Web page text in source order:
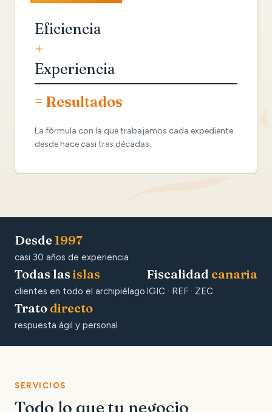
Eficiencia
+
Experiencia
= Resultados
La fórmula con la que trabajamos cada expediente
desde hace casi tres décadas.
Desde 1997
casi 30 años de experiencia
Todas las islas
clientes en todo el archipiélago
Fiscalidad canaria
IGIC · REF · ZEC
Trato directo
respuesta ágil y personal
SERVICIOS
Todo lo que tu negocio